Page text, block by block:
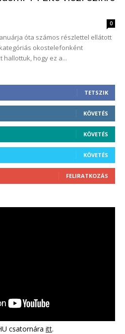
0
óta számos részlettel ellátott
okostelefonként
hallottuk, hogy ez a...
TETSZIK
KÖVETÉS
KÖVETÉS
KÖVETÉS
FELIRATKOZÁS
csatornára itt.